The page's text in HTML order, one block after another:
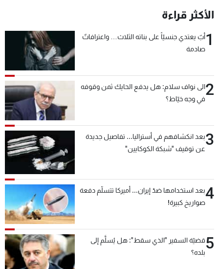
الأكثر قراءة
1أبٌ يعتدي جنسيّاً على بناته الثلاث… واعترافاتٌ
صادمة
2الى نواف سلام: هل يدفع الحايك ثمن وقوفه
في وجه خيّاط؟
3بعد انكشافهم في أستراليا... تفاصيل جديدة
عن توقيف "شبكة الكوكايين"
4بعد استخدامها ضدّ إيران... أميركا تتسلّم دفعة
صواريخ كبيرة!
5قضيّة السفير "الذي سقط": هل يُسلَّم إلى
بلده؟